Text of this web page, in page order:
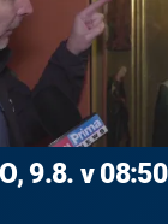
9.8. v 08:50